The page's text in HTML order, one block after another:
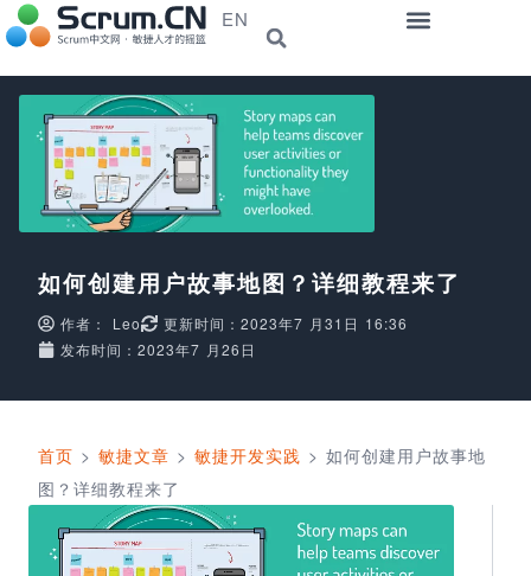
EN
如何创建用户故事地图？详细教程来了
作者： Leo
更新时间：2023年7 月31日 16:36
发布时间：2023年7 月26日
首页 > 敏捷文章 > 敏捷开发实践 > 如何创建用户故事地
图？详细教程来了